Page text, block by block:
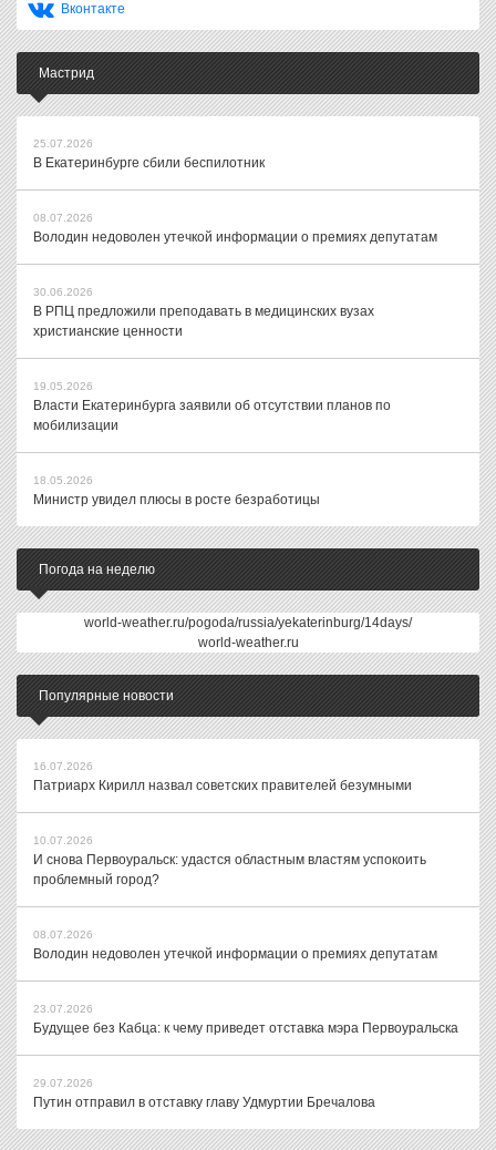
Вконтакте
Мастрид
25.07.2026
В Екатеринбурге сбили беспилотник
08.07.2026
Володин недоволен утечкой информации о премиях депутатам
30.06.2026
В РПЦ предложили преподавать в медицинских вузах
христианские ценности
19.05.2026
Власти Екатеринбурга заявили об отсутствии планов по
мобилизации
18.05.2026
Министр увидел плюсы в росте безработицы
Погода на неделю
world-weather.ru/pogoda/russia/yekaterinburg/14days/
world-weather.ru
Популярные новости
16.07.2026
Патриарх Кирилл назвал советских правителей безумными
10.07.2026
И снова Первоуральск: удастся областным властям успокоить
проблемный город?
08.07.2026
Володин недоволен утечкой информации о премиях депутатам
23.07.2026
Будущее без Кабца: к чему приведет отставка мэра Первоуральска
29.07.2026
Путин отправил в отставку главу Удмуртии Бречалова